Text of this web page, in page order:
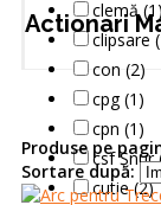
clemă (1)
clipsare
con (2)
cpg (1)
cpn (1)
csf Șnur
cutie (2)
Actionari
Produse pe
Sortare după: